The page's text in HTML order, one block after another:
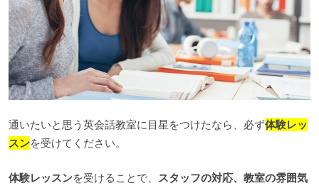
通いたいと思う英会話教室に目星をつけたなら、必ず体験レッ
スンを受けてください。
体験レッスンを受けることで、
スタッフの対応、教室の雰囲気